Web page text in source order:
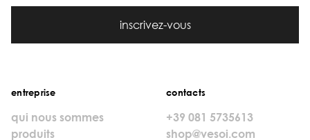
inscrivez-vous
entreprise
qui nous sommes
produits
contacts
+39 081 5735613
shop@vesoi.com